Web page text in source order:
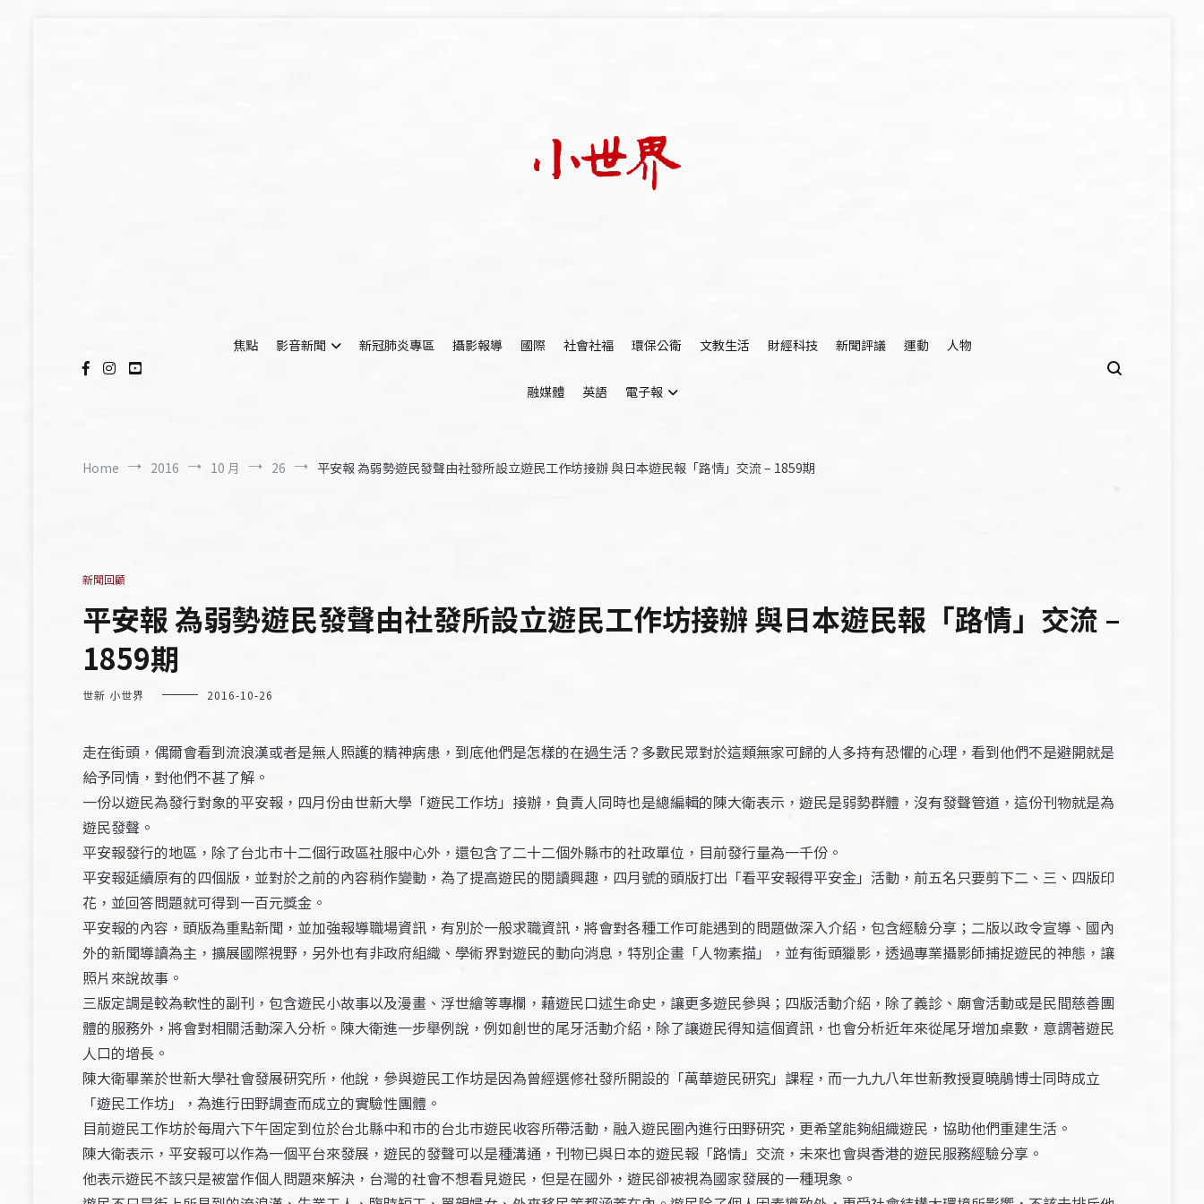
焦點
影音新聞 新冠肺炎專區 攝影報導 國際 社會社福 環保公衛 文教生活 財經科技 新聞評議 運動 人物
融媒體 英語 電子報
Home 2016 10 月 26 平安報 為弱勢遊民發聲由社發所設立遊民工作坊接辦 與日本遊民報「路情」交流 – 1859期
新聞回顧
平安報 為弱勢遊民發聲由社發所設立遊民工作坊接辦 與日本遊民報「路情」交流 –
1859期
世新 小世界 2016-10-26
走在街頭，偶爾會看到流浪漢或者是無人照護的精神病患，到底他們是怎樣的在過生活？多數民眾對於這類無家可歸的人多持有恐懼的心理，看到他們不是避開就是
給予同情，對他們不甚了解。
一份以遊民為發行對象的平安報，四月份由世新大學「遊民工作坊」接辦，負責人同時也是總編輯的陳大衛表示，遊民是弱勢群體，沒有發聲管道，這份刊物就是為
遊民發聲。
平安報發行的地區，除了台北市十二個行政區社服中心外，還包含了二十二個外縣市的社政單位，目前發行量為一千份。
平安報延續原有的四個版，並對於之前的內容稍作變動，為了提高遊民的閱讀興趣，四月號的頭版打出「看平安報得平安金」活動，前五名只要剪下二、三、四版印
花，並回答問題就可得到一百元獎金。
平安報的內容，頭版為重點新聞，並加強報導職場資訊，有別於一般求職資訊，將會對各種工作可能遇到的問題做深入介紹，包含經驗分享；二版以政令宣導、國內
外的新聞導讀為主，擴展國際視野，另外也有非政府組織、學術界對遊民的動向消息，特別企畫「人物素描」，並有街頭獵影，透過專業攝影師捕捉遊民的神態，讓
照片來說故事。
三版定調是較為軟性的副刊，包含遊民小故事以及漫畫、浮世繪等專欄，藉遊民口述生命史，讓更多遊民參與；四版活動介紹，除了義診、廟會活動或是民間慈善團
體的服務外，將會對相關活動深入分析。陳大衛進一步舉例說，例如創世的尾牙活動介紹，除了讓遊民得知這個資訊，也會分析近年來從尾牙增加桌數，意謂著遊民
人口的增長。
陳大衛畢業於世新大學社會發展研究所，他說，參與遊民工作坊是因為曾經選修社發所開設的「萬華遊民研究」課程，而一九九八年世新教授夏曉鵑博士同時成立
「遊民工作坊」，為進行田野調查而成立的實驗性團體。
目前遊民工作坊於每周六下午固定到位於台北縣中和市的台北市遊民收容所帶活動，融入遊民圈內進行田野研究，更希望能夠組織遊民，協助他們重建生活。
陳大衛表示，平安報可以作為一個平台來發展，遊民的發聲可以是種溝通，刊物已與日本的遊民報「路情」交流，未來也會與香港的遊民服務經驗分享。
他表示遊民不該只是被當作個人問題來解決，台灣的社會不想看見遊民，但是在國外，遊民卻被視為國家發展的一種現象。